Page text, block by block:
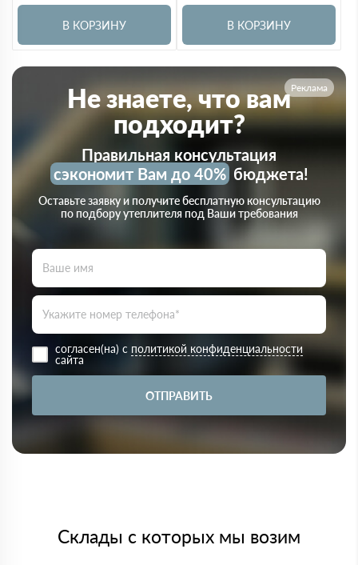
В КОРЗИНУ В КОРЗИНУ
Реклама
Не знаете, что вам
подходит?
Правильная консультация
сэкономит Вам до 40%бюджета!
Оставьте заявку и получите бесплатную консультацию
по подбору утеплителя под Ваши требования
согласен(на) с политикой конфиденциальности
сайта
ОТПРАВИТЬ
Склады с которых мы возим